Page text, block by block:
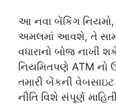
આ નવા બેંકિંગ
અમલમાં આવશે, તે
વધારાનો બોજ
નિયમિતપણે ATM નો
તમારી બેંકની
નીતિ વિશે સંપૂર્ણ